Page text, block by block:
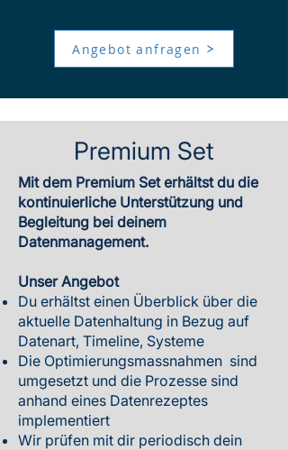
Angebot anfragen
Premium Set
Mit dem Premium Set erhältst du die
kontinuierliche Unterstützung und
Begleitung bei deinem
Datenmanagement.
Unser Angebot
Du erhältst einen Überblick über die
aktuelle Datenhaltung in Bezug auf
Datenart, Timeline, Systeme
Die Optimierungsmassnahmen sind
umgesetzt und die Prozesse sind
anhand eines Datenrezeptes
implementiert
Wir prüfen mit dir periodisch dein